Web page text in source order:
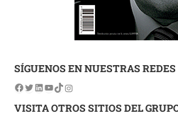
SÍGUENOS EN NUESTRAS REDES
VISITA OTROS SITIOS DEL